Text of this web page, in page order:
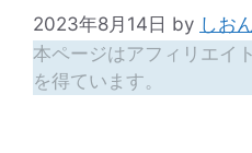
2023年8月14日 by しお
本ページはアフィリエイ
を得ています。